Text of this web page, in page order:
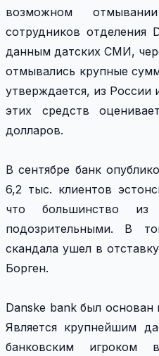
возможном
сотрудников отделения
данным датских СМИ,
отмывались крупные
утверждается, из
этих средств
долларов.
В сентябре банк
6,2 тыс. клиентов
что большинство из
подозрительными. В
скандала ушел в
Борген.
Danske bank был основан
Является крупнейшим
банковским